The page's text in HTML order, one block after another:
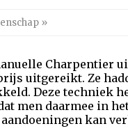
»
Charpentier
uitgereikt. Ze
Deze techniek
men daarmee in
kan